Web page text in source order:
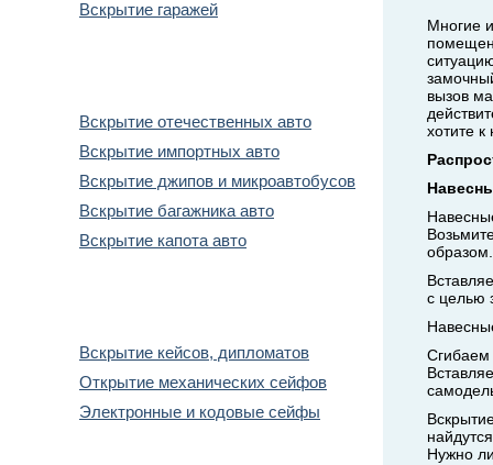
Вскрытие гаражей
Вскрытие отечественных авто
Вскрытие импортных авто
Вскрытие джипов и микроавтобусов
Вскрытие багажника авто
Вскрытие капота авто
Вскрытие кейсов, дипломатов
Открытие механических сейфов
Электронные и кодовые сейфы
Многие
вызов
хотите
образом.
с целью
Сгибаем
Нужно